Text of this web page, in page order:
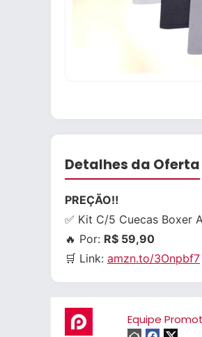
Detalhes da Oferta
PREÇÃO‼️
✅ Kit C/5 Cuecas Boxer
🔥 Por: R$ 59,90
🛒 Link: amzn.to/3Onpbf7
Equipe